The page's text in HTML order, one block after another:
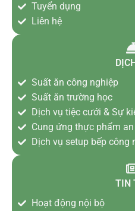
Tuyển dụng
Liên hệ
Suất ăn công nghiệp
Suất ăn trường học
Dịch vụ tiệc cưới & Sự
Cung ứng thực phẩm
Dịch vụ setup bếp công
TIN
Hoạt động nội bộ